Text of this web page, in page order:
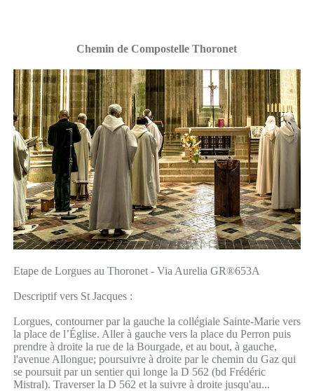
Chemin de Compostelle Thoronet
Etape de Lorgues au Thoronet - Via Aurelia GR®653A
Descriptif vers St Jacques :
Lorgues, contourner par la gauche la collégiale Sainte-Marie vers
la place de l’Église. Aller à gauche vers la place du Perron puis
prendre à droite la rue de la Bourgade, et au bout, à gauche,
l'avenue Allongue; poursuivre à droite par le chemin du Gaz qui
se poursuit par un sentier qui longe la D 562 (bd Frédéric
Mistral). Traverser la D 562 et la suivre à droite jusqu'au...